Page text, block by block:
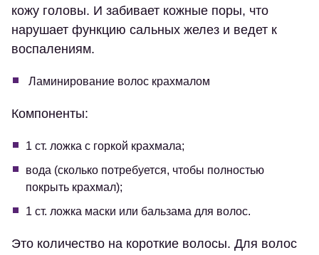
кожу головы. И забивает кожные поры, что
нарушает функцию сальных желез и ведет к
воспалениям.
Ламинирование волос крахмалом
Компоненты:
1 ст. ложка с горкой крахмала;
вода (сколько потребуется, чтобы полностью
покрыть крахмал);
1 ст. ложка маски или бальзама для волос.
Это количество на короткие волосы. Для волос